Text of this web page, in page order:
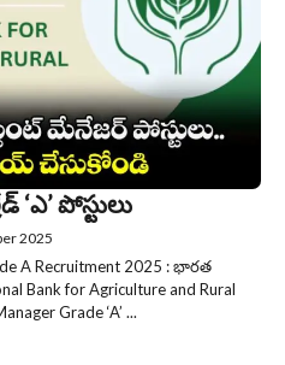
‘ఎ’ పోస్టులు
2025
A Recruitment 2025 : భారత
Bank for Agriculture and Rural
Grade ‘A’ ...